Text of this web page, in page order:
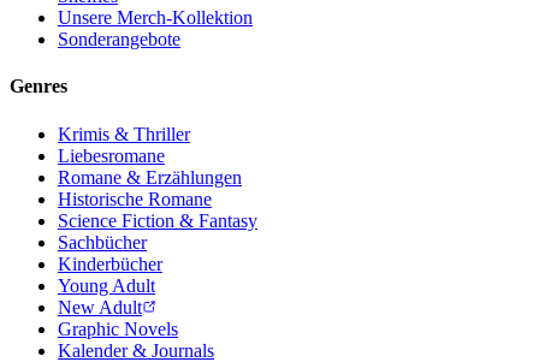
Unsere Merch-Kollektion
Sonderangebote
Genres
Krimis & Thriller
Liebesromane
Romane & Erzählungen
Historische Romane
Science Fiction & Fantasy
Sachbücher
Kinderbücher
Young Adult
New Adult
Graphic Novels
Kalender & Journals